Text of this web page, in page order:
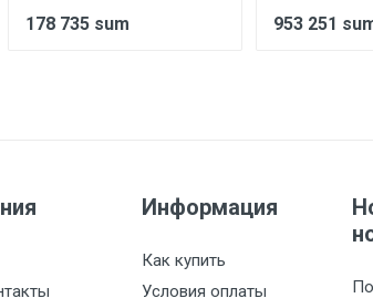
178 735 sum 953 251
Информация
Как купить
Условия оплаты